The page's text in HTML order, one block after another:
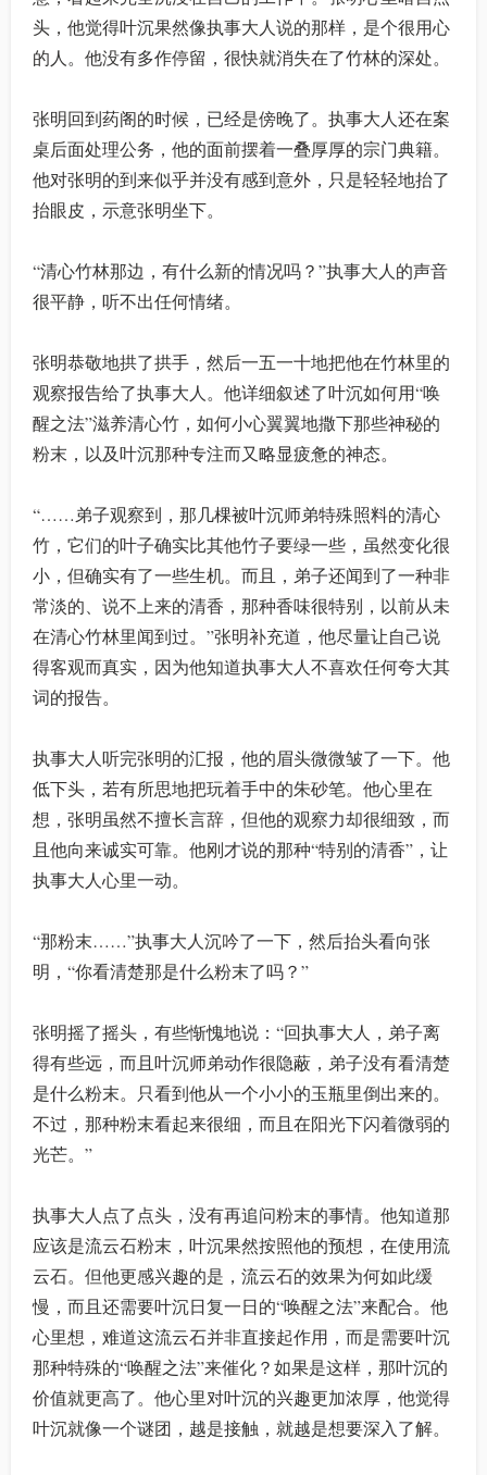
头，他觉得叶沉果然像执事大人说的那样，是个很用心
的人。他没有多作停留，很快就消失在了竹林的深处。
张明回到药阁的时候，已经是傍晚了。执事大人还在案
桌后面处理公务，他的面前摆着一叠厚厚的宗门典籍。
他对张明的到来似乎并没有感到意外，只是轻轻地抬了
抬眼皮，示意张明坐下。
“清心竹林那边，有什么新的情况吗？”执事大人的声音
很平静，听不出任何情绪。
张明恭敬地拱了拱手，然后一五一十地把他在竹林里的
观察报告给了执事大人。他详细叙述了叶沉如何用“唤
醒之法”滋养清心竹，如何小心翼翼地撒下那些神秘的
粉末，以及叶沉那种专注而又略显疲惫的神态。
“……弟子观察到，那几棵被叶沉师弟特殊照料的清心
竹，它们的叶子确实比其他竹子要绿一些，虽然变化很
小，但确实有了一些生机。而且，弟子还闻到了一种非
常淡的、说不上来的清香，那种香味很特别，以前从未
在清心竹林里闻到过。”张明补充道，他尽量让自己说
得客观而真实，因为他知道执事大人不喜欢任何夸大其
词的报告。
执事大人听完张明的汇报，他的眉头微微皱了一下。他
低下头，若有所思地把玩着手中的朱砂笔。他心里在
想，张明虽然不擅长言辞，但他的观察力却很细致，而
且他向来诚实可靠。他刚才说的那种“特别的清香”，让
执事大人心里一动。
“那粉末……”执事大人沉吟了一下，然后抬头看向张
明，“你看清楚那是什么粉末了吗？”
张明摇了摇头，有些惭愧地说：“回执事大人，弟子离
得有些远，而且叶沉师弟动作很隐蔽，弟子没有看清楚
是什么粉末。只看到他从一个小小的玉瓶里倒出来的。
不过，那种粉末看起来很细，而且在阳光下闪着微弱的
光芒。”
执事大人点了点头，没有再追问粉末的事情。他知道那
应该是流云石粉末，叶沉果然按照他的预想，在使用流
云石。但他更感兴趣的是，流云石的效果为何如此缓
慢，而且还需要叶沉日复一日的“唤醒之法”来配合。他
心里想，难道这流云石并非直接起作用，而是需要叶沉
那种特殊的“唤醒之法”来催化？如果是这样，那叶沉的
价值就更高了。他心里对叶沉的兴趣更加浓厚，他觉得
叶沉就像一个谜团，越是接触，就越是想要深入了解。